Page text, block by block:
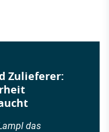
Zulieferer:
das